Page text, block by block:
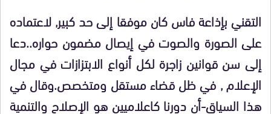
التقني بإذاعة فاس كان موفقا إلى حد كبير, لاعتماده
على الصورة والصوت في إيصال مضمون حواره..دعا
إلى سن قوانين زاجرة لكل أنواع الابتزازات في مجال
الإعلام , في ظل قضاء مستقل ومتخصص.وقال في
هذا السياق-أن دورنا كاعلاميين هو الإصلاح والتنمية